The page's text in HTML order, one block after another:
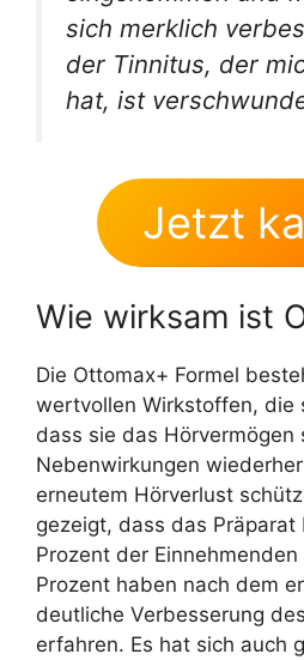
sich merklich
der Tinnitus, der
hat, ist
Jetzt
Wie wirksam ist
Die Ottomax+ Formel
wertvollen Wirkstoffen, die
dass sie das Hörvermögen
Nebenwirkungen
erneutem Hörverlust
gezeigt, dass das Präparat
Prozent der
Prozent haben nach dem
deutliche Verbesserung
erfahren. Es hat sich auch